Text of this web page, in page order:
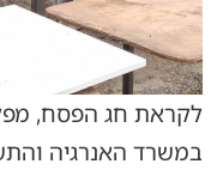
לקראת חג הפסח,
במשרד האנרגיה